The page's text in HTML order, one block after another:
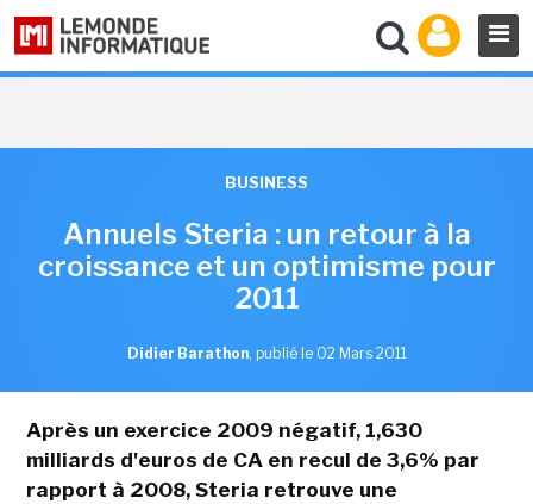
BUSINESS
Annuels Steria : un retour à la
croissance et un optimisme pour
2011
Didier Barathon, publié le 02 Mars 2011
Après un exercice 2009 négatif, 1,630
milliards d'euros de CA en recul de 3,6% par
rapport à 2008, Steria retrouve une